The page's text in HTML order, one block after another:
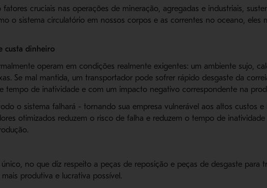
cruciais nas operações de mineração, agregadas e industriais,
o sistema circulatório em nossos corpos e as correntes no oceano, eles
custa dinheiro
operam em condições realmente exigentes: um ambiente sujo,
Se mal mantida, um transportador pode sofrer rápido desgaste da
tempo de inatividade e com um impacto negativo correspondente na
o sistema falhará - tornando sua empresa vulnerável aos altos custos
otimizados reduzem o risco de falha e reduzem o tempo de
no que diz respeito a peças de reposição e peças de desgaste para
produtiva e lucrativa possível.